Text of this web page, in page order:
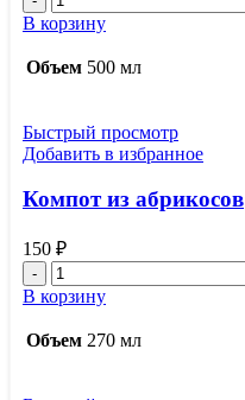
товара
Варенье
из
В корзину
Объем 500 мл
Быстрый просмотр
Добавить в избранное
Компот из абрикосов
150 ₽
Количество
товара
Компот
из
В корзину
Объем 270 мл